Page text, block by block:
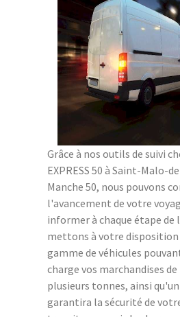
Grâce à nos outils de suivi
EXPRESS 50 à Saint-Malo-
Manche 50, nous pouvons
l'avancement de votre
informer à chaque étape de
mettons à votre disposition
gamme de véhicules
charge vos marchandises
plusieurs tonnes, ainsi
garantira la sécurité de